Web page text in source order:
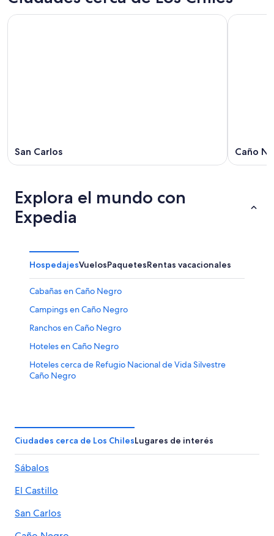
San Carlos Caño
Explora el mundo con
Expedia
HospedajesVuelosPaquetesRentas vacacionales
Cabañas en Caño Negro
Campings en Caño Negro
Ranchos en Caño Negro
Hoteles en Caño Negro
Hoteles cerca de Refugio Nacional de Vida Silvestre
Caño Negro
Ciudades cerca de Los ChilesLugares de interés
Sábalos
El Castillo
San Carlos